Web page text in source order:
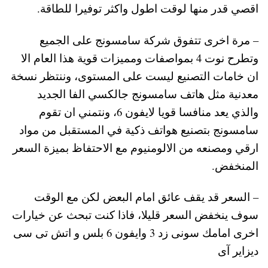
اقصي قدر منها لوقت اطول واكثر توفيرا للطاقة.
– مرة اخرى تتفوق شركة سامسونج على الجميع
وتطرح نوت 4 بمواصفات ومميزات قوية هذا العام الا
ان خامات التصنيع ليست على المستوى، وننتظر نسخة
معدنية مثل هاتف سامسونج جالكسي الفا الجديد
والذي يعد منافسا قويا لايفون 6، ونتمني ان تقوم
سامسونج بتصنيع هواتف ذكية في المستقبل من مواد
ارقي ومصنعه من الالومنيوم مع الاحتفاظ بميزة السعر
المنخفض.
– السعر قد يقف عائق امام البعض لكن مع الوقت
سوف ينخفض السعر قليلا، فاذا كنت تبحث عن خيارات
اخرى امامك سونى زد 3 وايفون 6 بلس و اتش تى سى
ديزاير آى